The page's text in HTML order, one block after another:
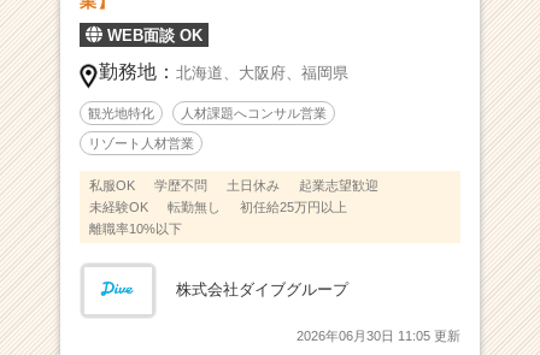
生
グ
ン
ピ
グ
施
設
営
WEB面談 OK
勤務地： 北海道、 大阪府、 福岡県
観光地特化 人材課題へコンサル営業
リゾート人材営業
私服OK 学歴不問 土日休み
起業志望歓迎
未経験OK
転勤無し
初任給25万円以上
離職率10%以下
株式会社ダイブグループ
2026年06月30日 11:05 更新